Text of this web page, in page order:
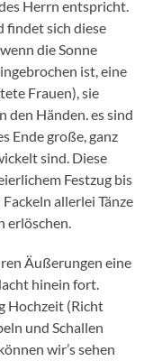
Herrn entspricht.
findet sich diese
die Sonne
ist, eine
Frauen), sie
den Händen. es sind
Ende große, ganz
sind. Diese
Festzug bis
allerlei Tänze
erlöschen.
Äußerungen eine
hinein fort.
Hochzeit (Richt
und Schallen
wir’s sehen